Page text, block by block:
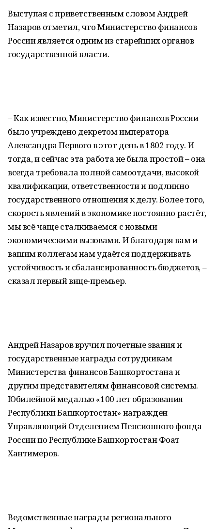
Выступая с приветственным словом Андрей
Назаров отметил, что Министерство финансов
России является одним из старейших органов
государственной власти.
– Как известно, Министерство финансов России
было учреждено декретом императора
Александра Первого в этот день в 1802 году. И
тогда, и сейчас эта работа не была простой – она
всегда требовала полной самоотдачи, высокой
квалификации, ответственности и подлинно
государственного отношения к делу. Более того,
скорость явлений в экономике постоянно растёт,
мы всё чаще сталкиваемся с новыми
экономическими вызовами. И благодаря вам и
вашим коллегам нам удаётся поддерживать
устойчивость и сбалансированность бюджетов, –
сказал первый вице-премьер.
Андрей Назаров вручил почетные звания и
государственные награды сотрудникам
Министерства финансов Башкортостана и
другим представителям финансовой системы.
Юбилейной медалью «100 лет образования
Республики Башкортостан» награжден
Управляющий Отделением Пенсионного фонда
России по Республике Башкортостан Фоат
Хантимеров.
Ведомственные награды регионального